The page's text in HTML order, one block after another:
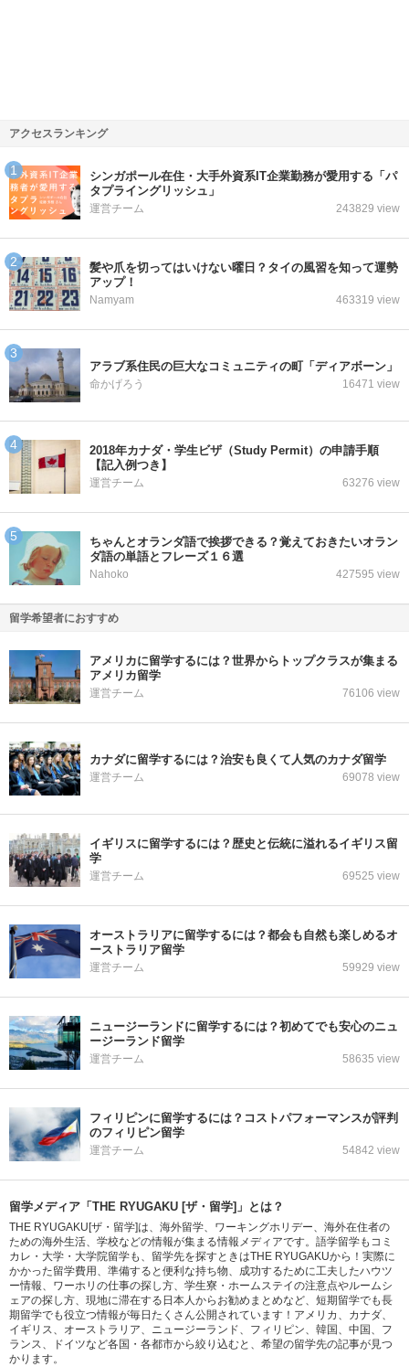
アクセスランキング
シンガポール在住・大手外資系IT企業勤務が愛用する「パ
タプライングリッシュ」
運営チーム 243829 view
髪や爪を切ってはいけない曜日？タイの風習を知って運勢
アップ！
Namyam 463319 view
アラブ系住民の巨大なコミュニティの町「ディアボーン」
命かげろう 16471 view
2018年カナダ・学生ビザ（Study Permit）の申請手順
【記入例つき】
運営チーム 63276 view
ちゃんとオランダ語で挨拶できる？覚えておきたいオラン
ダ語の単語とフレーズ１６選
Nahoko 427595 view
留学希望者におすすめ
アメリカに留学するには？世界からトップクラスが集まる
アメリカ留学
運営チーム 76106 view
カナダに留学するには？治安も良くて人気のカナダ留学
運営チーム 69078 view
イギリスに留学するには？歴史と伝統に溢れるイギリス留
学
運営チーム 69525 view
オーストラリアに留学するには？都会も自然も楽しめるオ
ーストラリア留学
運営チーム 59929 view
ニュージーランドに留学するには？初めてでも安心のニュ
ージーランド留学
運営チーム 58635 view
フィリピンに留学するには？コストパフォーマンスが評判
のフィリピン留学
運営チーム 54842 view
留学メディア「THE RYUGAKU [ザ・留学]」とは？
THE RYUGAKU[ザ・留学]は、海外留学、ワーキングホリデー、海外在住者の
ための海外生活、学校などの情報が集まる情報メディアです。語学留学もコミ
カレ・大学・大学院留学も、留学先を探すときはTHE RYUGAKUから！実際に
かかった留学費用、準備すると便利な持ち物、成功するために工夫したハウツ
ー情報、ワーホリの仕事の探し方、学生寮・ホームステイの注意点やルームシ
ェアの探し方、現地に滞在する日本人からお勧めまとめなど、短期留学でも長
期留学でも役立つ情報が毎日たくさん公開されています！アメリカ、カナダ、
イギリス、オーストラリア、ニュージーランド、フィリピン、韓国、中国、フ
ランス、ドイツなど各国・各都市から絞り込むと、希望の留学先の記事が見つ
かります。